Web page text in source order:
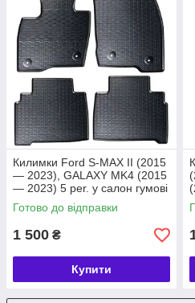
Килимки Ford S-MAX II (2015
— 2023), GALAXY MK4 (2015
— 2023) 5 per. у салон гумові
(876/4C)
Готово до відправки
1 500 ₴
Купити